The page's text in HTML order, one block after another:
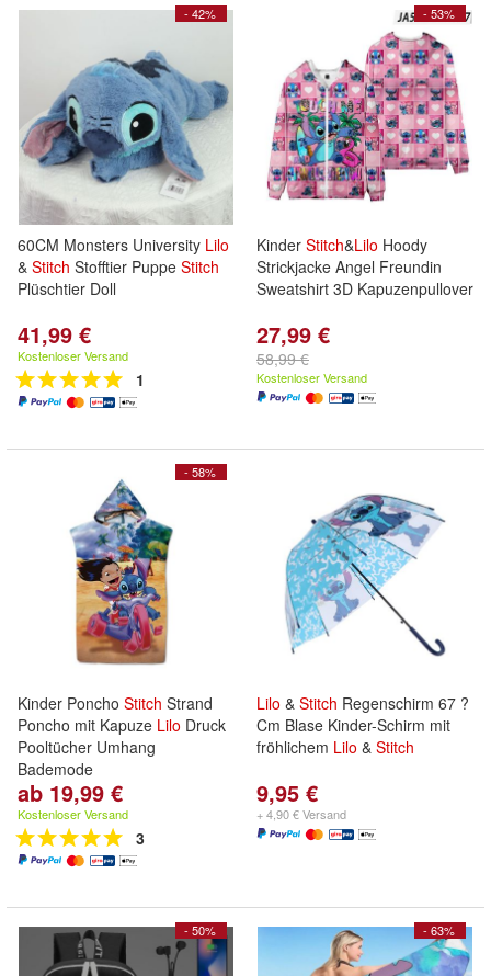
- 42%
60CM Monsters University Lilo
& Stitch Stofftier Puppe Stitch
Plüschtier Doll
41,99 €
Kostenloser Versand
1
- 53%
Kinder Stitch&Lilo Hoody
Strickjacke Angel Freundin
Sweatshirt 3D Kapuzenpullover
27,99 €
58,99 €
Kostenloser Versand
- 58%
Kinder Poncho Stitch Strand
Poncho mit Kapuze Lilo Druck
Pooltücher Umhang
Bademode
ab 19,99 €
Kostenloser Versand
3
Lilo & Stitch Regenschirm 67 ?
Cm Blase Kinder-Schirm mit
fröhlichem Lilo & Stitch
9,95 €
+ 4,90 € Versand
- 50% - 63%